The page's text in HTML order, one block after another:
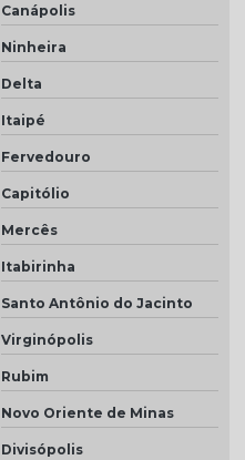
Canápolis
Ninheira
Delta
Itaipé
Fervedouro
Capitólio
Mercês
Itabirinha
Santo Antônio do Jacinto
Virginópolis
Rubim
Novo Oriente de Minas
Divisópolis